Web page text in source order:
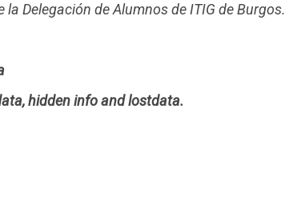
Delegación de Alumnos de ITIG de Burgos.
hidden info and lostdata.